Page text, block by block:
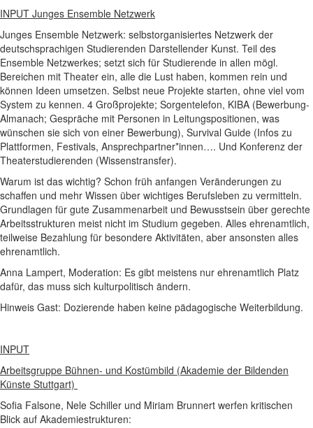
INPUT Junges Ensemble Netzwerk
Junges Ensemble Netzwerk: selbstorganisiertes Netzwerk der
deutschsprachigen Studierenden Darstellender Kunst. Teil des
Ensemble Netzwerkes; setzt sich für Studierende in allen mögl.
Bereichen mit Theater ein, alle die Lust haben, kommen rein und
können Ideen umsetzen. Selbst neue Projekte starten, ohne viel vom
System zu kennen. 4 Großprojekte; Sorgentelefon, KIBA (Bewerbung-
Almanach; Gespräche mit Personen in Leitungspositionen, was
wünschen sie sich von einer Bewerbung), Survival Guide (Infos zu
Plattformen, Festivals, Ansprechpartner*innen…. Und Konferenz der
Theaterstudierenden (Wissenstransfer).
Warum ist das wichtig? Schon früh anfangen Veränderungen zu
schaffen und mehr Wissen über wichtiges Berufsleben zu vermitteln.
Grundlagen für gute Zusammenarbeit und Bewusstsein über gerechte
Arbeitsstrukturen meist nicht im Studium gegeben. Alles ehrenamtlich,
teilweise Bezahlung für besondere Aktivitäten, aber ansonsten alles
ehrenamtlich.
Anna Lampert, Moderation: Es gibt meistens nur ehrenamtlich Platz
dafür, das muss sich kulturpolitisch ändern.
Hinweis Gast: Dozierende haben keine pädagogische Weiterbildung.
INPUT
Arbeitsgruppe Bühnen- und Kostümbild (Akademie der Bildenden
Künste Stuttgart)
Sofia Falsone, Nele Schiller und Miriam Brunnert werfen kritischen
Blick auf Akademiestrukturen: